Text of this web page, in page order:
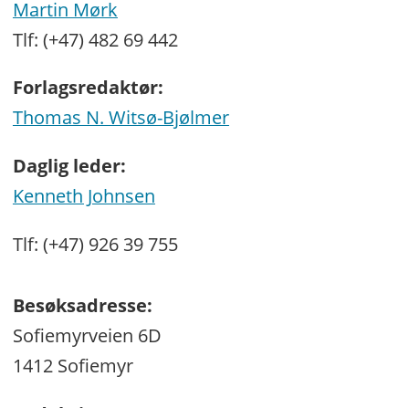
Martin Mørk
Tlf: (+47) 482 69 442
Forlagsredaktør:
Thomas N. Witsø-Bjølmer
Daglig leder:
Kenneth Johnsen
Tlf: (+47) 926 39 755
Besøksadresse:
Sofiemyrveien 6D
1412 Sofiemyr